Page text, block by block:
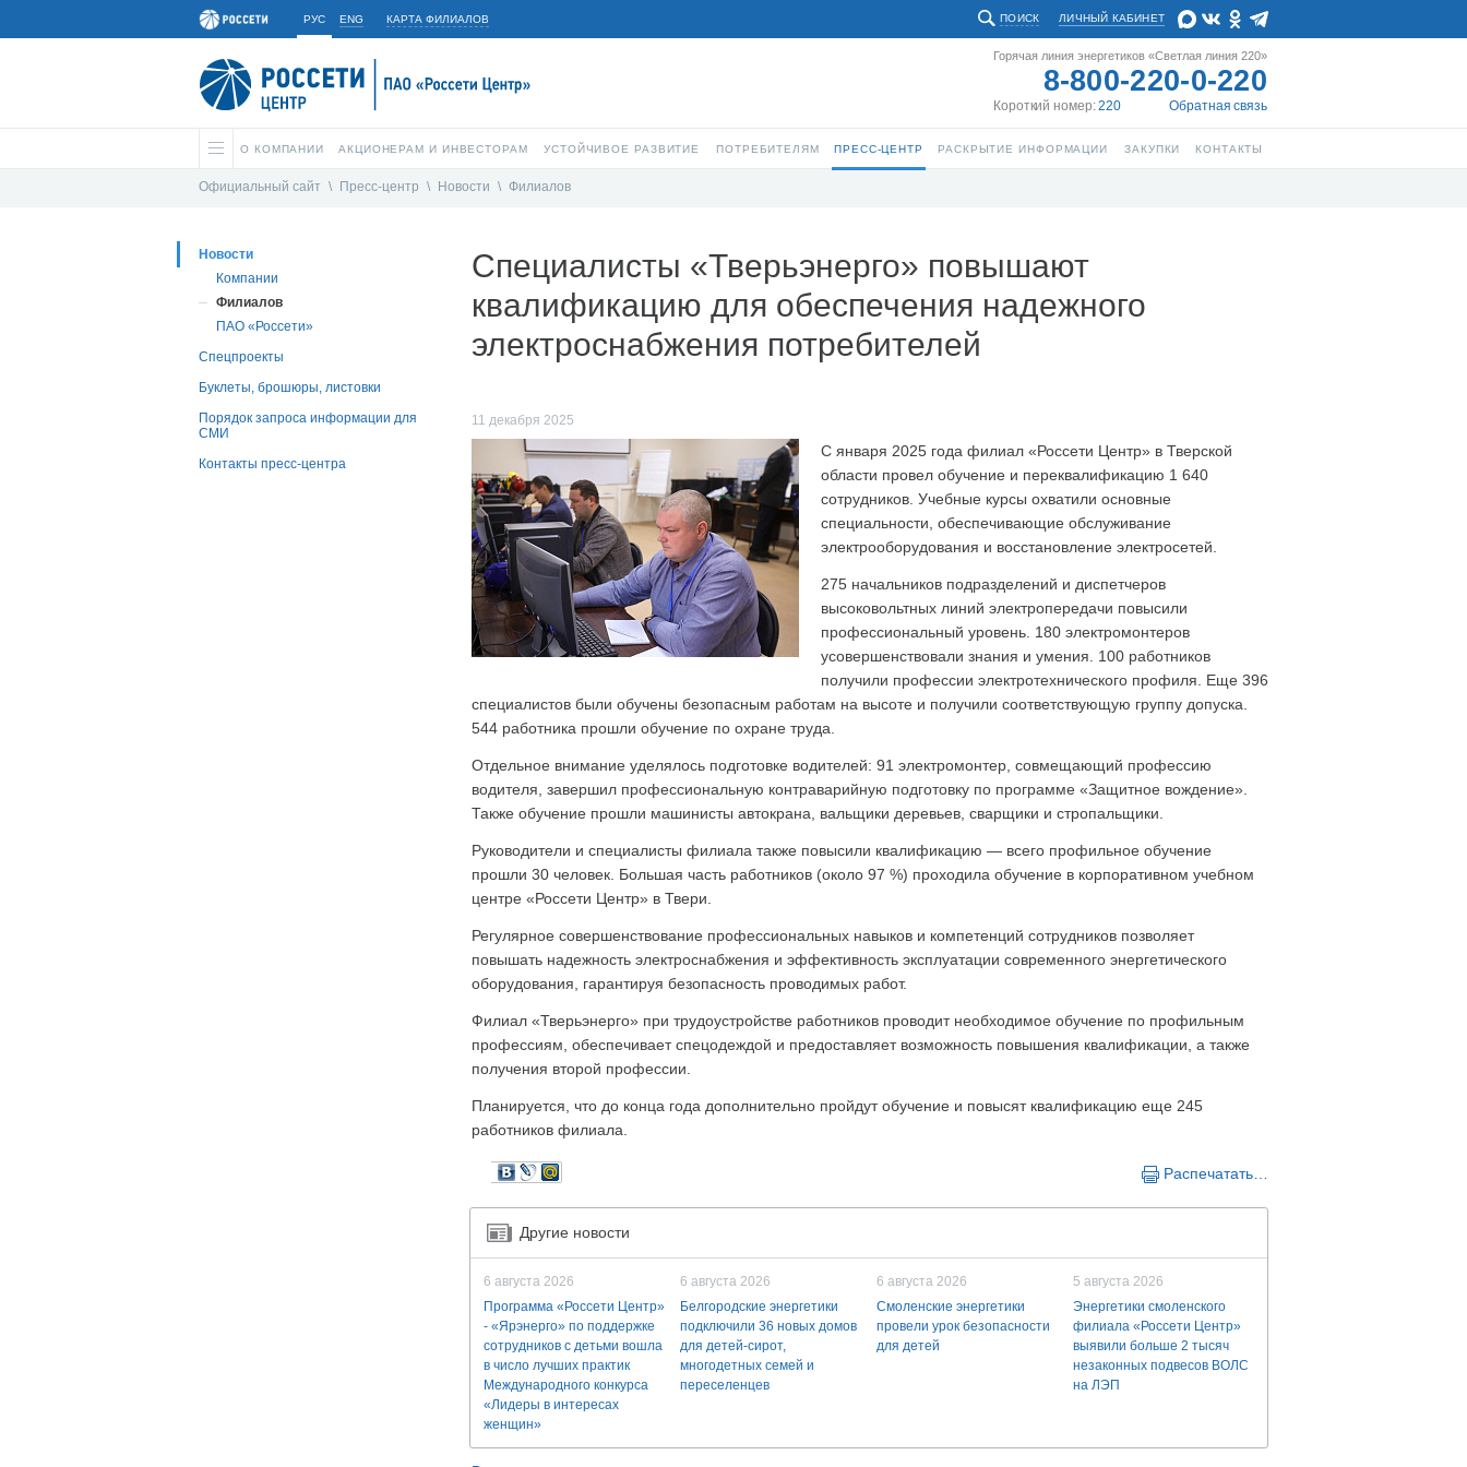
РУС ENG КАРТА ФИЛИАЛОВ ЛИЧНЫЙ КАБИНЕТ
ПОИСК
Горячая линия энергетиков «Светлая линия 220»
8-800-220-0-220
Короткий номер:220 Обратная связь
О КОМПАНИИ АКЦИОНЕРАМ И ИНВЕСТОРАМ УСТОЙЧИВОЕ РАЗВИТИЕ ПОТРЕБИТЕЛЯМ ПРЕСС-ЦЕНТР РАСКРЫТИЕ ИНФОРМАЦИИ ЗАКУПКИ КОНТАКТЫ
Официальный сайт \ Пресс-центр \ Новости \ Филиалов
Новости
Компании
Филиалов
ПАО «Россети»
Спецпроекты
Буклеты, брошюры, листовки
Порядок запроса информации для
СМИ
Контакты пресс-центра
Специалисты «Тверьэнерго» повышают
квалификацию для обеспечения надежного
электроснабжения потребителей
11 декабря 2025
С января 2025 года филиал «Россети Центр» в Тверской
области провел обучение и переквалификацию 1 640
сотрудников. Учебные курсы охватили основные
специальности, обеспечивающие обслуживание
электрооборудования и восстановление электросетей.
275 начальников подразделений и диспетчеров
высоковольтных линий электропередачи повысили
профессиональный уровень. 180 электромонтеров
усовершенствовали знания и умения. 100 работников
получили профессии электротехнического профиля. Еще 396
специалистов были обучены безопасным работам на высоте и получили соответствующую группу допуска.
544 работника прошли обучение по охране труда.
Отдельное внимание уделялось подготовке водителей: 91 электромонтер, совмещающий профессию
водителя, завершил профессиональную контраварийную подготовку по программе «Защитное вождение».
Также обучение прошли машинисты автокрана, вальщики деревьев, сварщики и стропальщики.
Руководители и специалисты филиала также повысили квалификацию — всего профильное обучение
прошли 30 человек. Большая часть работников (около 97 %) проходила обучение в корпоративном учебном
центре «Россети Центр» в Твери.
Регулярное совершенствование профессиональных навыков и компетенций сотрудников позволяет
повышать надежность электроснабжения и эффективность эксплуатации современного энергетического
оборудования, гарантируя безопасность проводимых работ.
Филиал «Тверьэнерго» при трудоустройстве работников проводит необходимое обучение по профильным
профессиям, обеспечивает спецодеждой и предоставляет возможность повышения квалификации, а также
получения второй профессии.
Планируется, что до конца года дополнительно пройдут обучение и повысят квалификацию еще 245
работников филиала.
Распечатать…
Другие новости
6 августа 2026
Программа «Россети Центр»
- «Ярэнерго» по поддержке
сотрудников с детьми вошла
в число лучших практик
Международного конкурса
«Лидеры в интересах
женщин»
6 августа 2026
Белгородские энергетики
подключили 36 новых домов
для детей-сирот,
многодетных семей и
переселенцев
6 августа 2026
Смоленские энергетики
провели урок безопасности
для детей
5 августа 2026
Энергетики смоленского
филиала «Россети Центр»
выявили больше 2 тысяч
незаконных подвесов ВОЛС
на ЛЭП